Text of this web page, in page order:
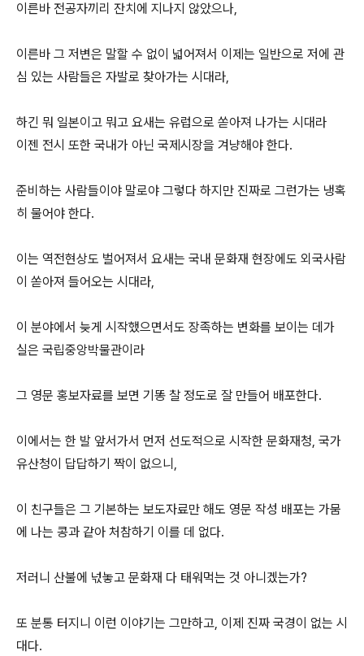
이른바 전공자끼리 잔치에 지나지 않았으나,
이른바 그 저변은 말할 수 없이 넓어져서 이제는 일반으로 저에 관
심 있는 사람들은 자발로 찾아가는 시대라,
하긴 뭐 일본이고 뭐고 요새는 유럽으로 쏟아져 나가는 시대라
이젠 전시 또한 국내가 아닌 국제시장을 겨냥해야 한다.
준비하는 사람들이야 말로야 그렇다 하지만 진짜로 그런가는 냉혹
히 물어야 한다.
이는 역전현상도 벌어져서 요새는 국내 문화재 현장에도 외국사람
이 쏟아져 들어오는 시대라,
이 분야에서 늦게 시작했으면서도 장족하는 변화를 보이는 데가
실은 국립중앙박물관이라
그 영문 홍보자료를 보면 기똥 찰 정도로 잘 만들어 배포한다.
이에서는 한 발 앞서가서 먼저 선도적으로 시작한 문화재청, 국가
유산청이 답답하기 짝이 없으니,
이 친구들은 그 기본하는 보도자료만 해도 영문 작성 배포는 가뭄
에 나는 콩과 같아 처참하기 이를 데 없다.
저러니 산불에 넋놓고 문화재 다 태워먹는 것 아니겠는가?
또 분통 터지니 이런 이야기는 그만하고, 이제 진짜 국경이 없는 시
대다.